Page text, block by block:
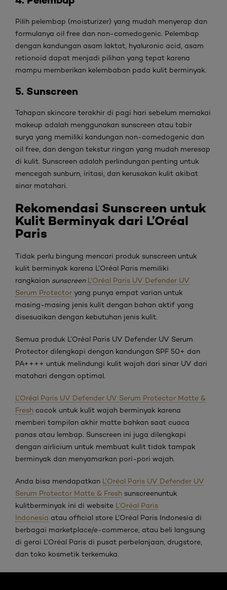
Pilih pelembap (moisturizer) yang mudah menyerap dan
formulanya oil free dan non-comedogenic. Pelembap
dengan kandungan asam laktat, hyaluronic acid, asam
retionoid dapat menjadi pilihan yang tepat karena
mampu memberikan kelembaban pada kulit berminyak.
5. Sunscreen
Tahapan skincare terakhir di pagi hari sebelum memakai
makeup adalah menggunakan sunscreen atau tabir
surya yang memiliki kandungan non-comedogenic dan
oil free, dan dengan tekstur ringan yang mudah meresap
di kulit. Sunscreen adalah perlindungan penting untuk
mencegah sunburn, iritasi, dan kerusakan kulit akibat
sinar matahari.
Rekomendasi Sunscreen untuk
Kulit Berminyak dari L’Oréal
Paris
Tidak perlu bingung mencari produk sunscreen untuk
kulit berminyak karena L’Oréal Paris memiliki
rangkaian sunscreen L’Oréal Paris UV Defender UV
Serum Protector yang punya empat varian untuk
masing-masing jenis kulit dengan bahan aktif yang
disesuaikan dengan kebutuhan jenis kulit.
Semua produk L’Oréal Paris UV Defender UV Serum
Protector dilengkapi dengan kandungan SPF 50+ dan
PA++++ untuk melindungi kulit wajah dari sinar UV dari
matahari dengan optimal.
L’Oréal Paris UV Defender UV Serum Protector Matte &
Fresh cocok untuk kulit wajah berminyak karena
memberi tampilan akhir matte bahkan saat cuaca
panas atau lembap. Sunscreen ini juga dilengkapi
dengan airlicium untuk membuat kulit tidak tampak
berminyak dan menyamarkan pori-pori wajah.
Anda bisa mendapatkan L’Oréal Paris UV Defender UV
Serum Protector Matte & Fresh sunscreenuntuk
kulitberminyak ini di website L’Oréal Paris
Indonesia atau official store L’Oréal Paris Indonesia di
berbagai marketplace/e-commerce, atau beli langsung
di gerai L’Oréal Paris di pusat perbelanjaan, drugstore,
dan toko kosmetik terkemuka.